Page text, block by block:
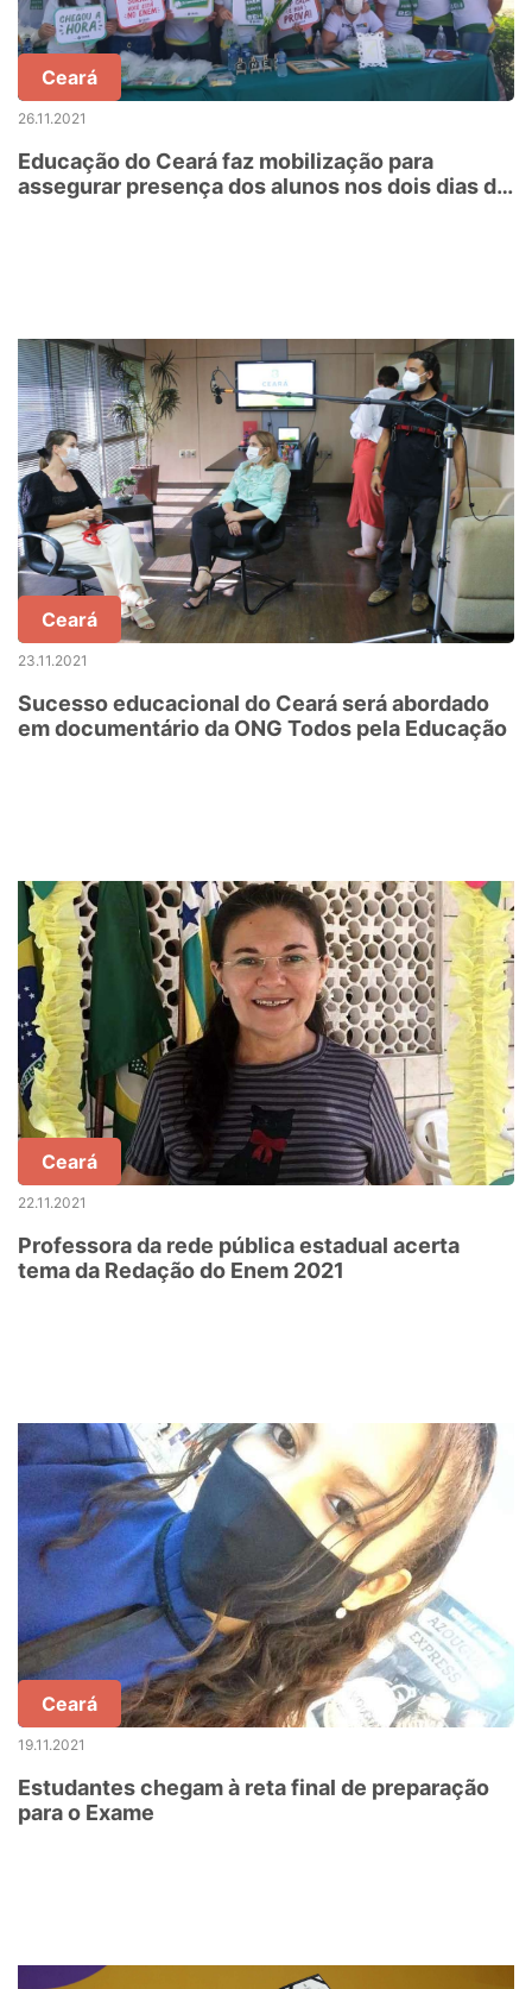
Ceará
26.11.2021
Educação do Ceará faz mobilização para
assegurar presença dos alunos nos dois dias de
Ceará
23.11.2021
Sucesso educacional do Ceará será abordado
em documentário da ONG Todos pela Educação
Ceará
22.11.2021
Professora da rede pública estadual acerta
tema da Redação do Enem 2021
Ceará
19.11.2021
Estudantes chegam à reta final de preparação
para o Exame